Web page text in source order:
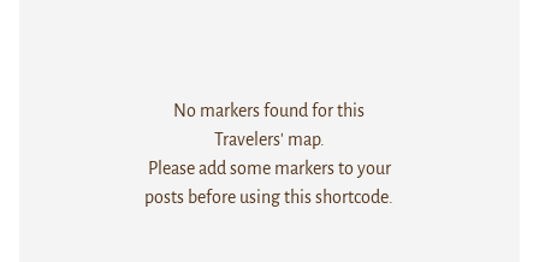
No markers found for this
Travelers' map.
Please add some markers to your
posts before using this shortcode.